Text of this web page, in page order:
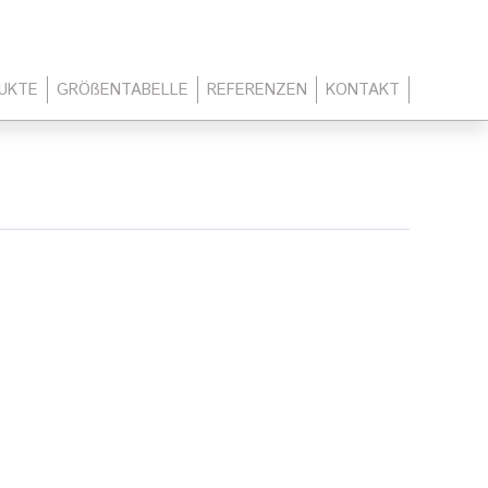
GRÖßENTABELLE REFERENZEN KONTAKT